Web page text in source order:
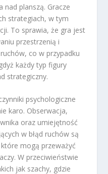
nad planszą. Gracze
strategiach, w tym
To sprawia, że gra jest
przestrzenią i
co w przypadku
każdy typ figury
strategiczny.
psychologiczne
karo. Obserwacja,
oraz umiejętność
w błąd ruchów są
mogą przeważyć
W przeciwieństwie
jak szachy, gdzie